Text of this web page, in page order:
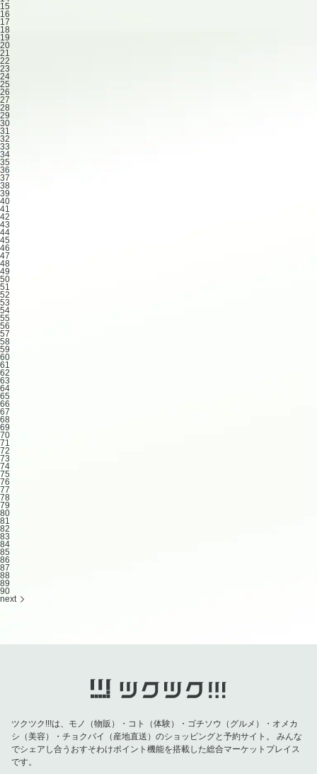
15
16
17
18
19
20
21
22
23
24
25
26
27
28
29
30
31
32
33
34
35
36
37
38
39
40
41
42
43
44
45
46
47
48
49
50
51
52
53
54
55
56
57
58
59
60
61
62
63
64
65
66
67
68
69
70
71
72
73
74
75
76
77
78
79
80
81
82
83
84
85
86
87
88
89
90
next
ツクツク!!!は、モノ（物販）・コト（体験）・ゴチソウ（グルメ）・オメカ
シ（美容）・チョクバイ（産地直送）のショッピングと予約サイト。
みんな
でシェアし合うおすそわけポイント機能を搭載した総合マーケットプレイス
です。